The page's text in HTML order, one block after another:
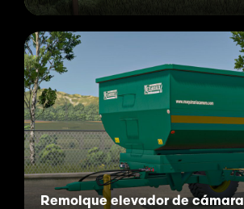
Remolque elevador de cámara